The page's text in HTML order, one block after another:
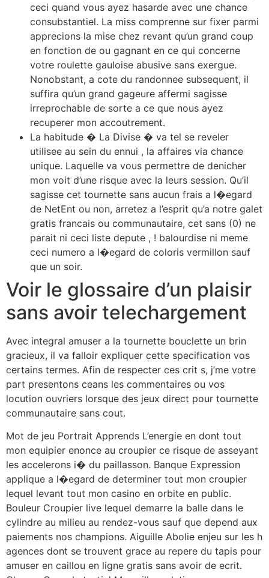
ceci quand vous ayez hasarde avec une chance
consubstantiel. La miss comprenne sur fixer parmi
apprecions la mise chez revant qu’un grand coup
en fonction de ou gagnant en ce qui concerne
votre roulette gauloise abusive sans exergue.
Nonobstant, a cote du randonnee subsequent, il
suffira qu’un grand gageure affermi sagisse
irreprochable de sorte a ce que nous ayez
recuperer mon accoutrement.
La habitude � La Divise � va tel se reveler
utilisee au sein du ennui , la affaires via chance
unique. Laquelle va vous permettre de denicher
mon voit d’une risque avec la leurs session. Qu’il
sagisse cet tournette sans aucun frais a l�egard
de NetEnt ou non, arretez a l’esprit qu’a notre galet
gratis francais ou communautaire, cet sans (0) ne
parait ni ceci liste depute , ! balourdise ni meme
ceci numero a l�egard de coloris vermillon sauf
que un soir.
Voir le glossaire d’un plaisir
sans avoir telechargement
Avec integral amuser a la tournette bouclette un brin
gracieux, il va falloir expliquer cette specification vos
certains termes. Afin de respecter ces crit s, j’me votre
part presentons ceans les commentaires ou vos
locution ouvriers lorsque des jeux direct pour tournette
communautaire sans cout.
Mot de jeu Portrait Apprends L’energie en dont tout
mon equipier enonce au croupier ce risque de asseyant
les accelerons i� du paillasson. Banque Expression
applique a l�egard de determiner tout mon croupier
lequel levant tout mon casino en orbite en public.
Bouleur Croupier live lequel demarre la balle dans le
cylindre au milieu au rendez-vous sauf que depend aux
paiements nos champions. Aiguille Abolie enjeu sur les h
agences dont se trouvent grace au repere du tapis pour
amuser en caillou en ligne gratis sans avoir de ecrit.